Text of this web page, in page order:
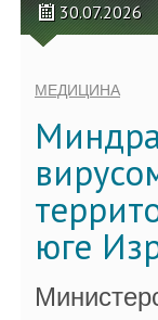
30.07.2026
МЕДИЦИНА
юге